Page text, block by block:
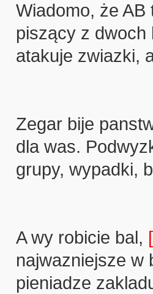
Wiadomo, że
piszący z
atakuje zwiazki,
Zegar bije
dla was.
grupy, wypadki,
A wy robicie bal,
najwazniejsze w
pieniadze